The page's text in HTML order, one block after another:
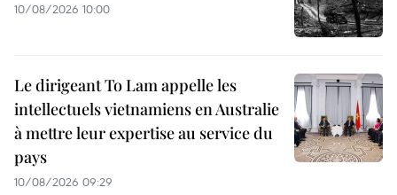
10/08/2026 10:00
Le dirigeant To Lam appelle les
intellectuels vietnamiens en Australie
à mettre leur expertise au service du
pays
10/08/2026 09:29